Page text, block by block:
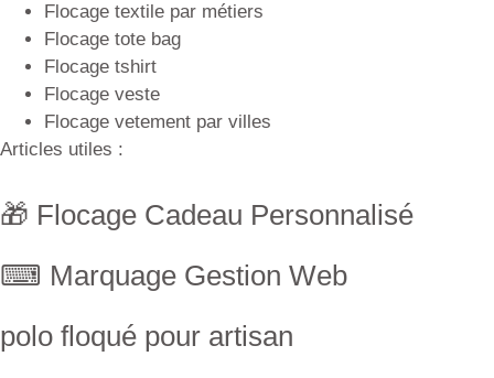
Flocage textile par métiers
Flocage tote bag
Flocage tshirt
Flocage veste
Flocage vetement par villes
Articles utiles :
🎁 Flocage Cadeau Personnalisé
⌨ Marquage Gestion Web
polo floqué pour artisan